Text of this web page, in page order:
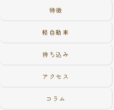
特徴
軽自動車
持ち込み
アクセス
コラム